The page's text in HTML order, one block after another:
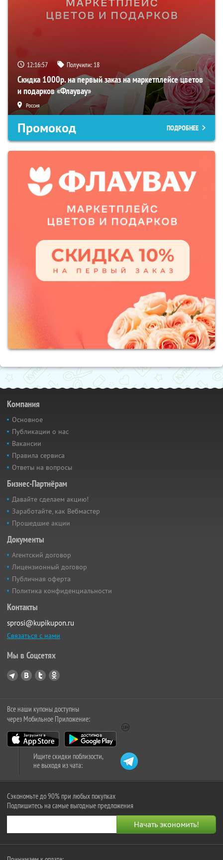
12:16:56 Получили: 18
Скидка 1000р. на первый заказ на маркетплейсе цветов
и подарков «Флаувау»
Россия
Промокод ПОДРОБНЕЕ
Компания
Основное
Публикации о нас
Вакансии
Правила сервиса
Ответы на вопросы
Бизнес-Партнёрам
Давайте сделаем акцию!
Заработайте, как Вебмастер
Прошедшие акции
Документы
Агентский договор
Лицензионный договор
Публичная оферта
Политика конфиденциальности
Контакты
sprosi@kupikupon.ru
Связаться с нами
Мы в Соцсетях
Все наши купоны доступны
через Мобильное Приложение:
Ищите скидки поблизости,
не выходя из чата:
Сэкономьте до 90% при любых покупках
Подпишитесь на самые выгодные предложения